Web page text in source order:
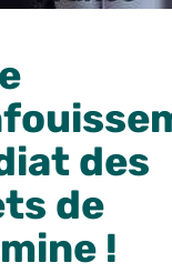
des
de
!